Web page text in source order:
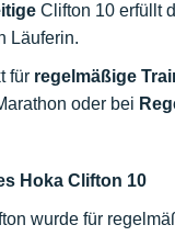
Clifton 10 erfüllt
Läuferin.
für regelmäßige
oder bei
Hoka Clifton 10
wurde für